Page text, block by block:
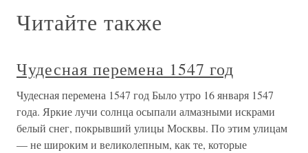
Читайте также
Чудесная перемена 1547 год
Чудесная перемена 1547 год Было утро 16 января 1547
года. Яркие лучи солнца осыпали алмазными искрами
белый снег, покрывший улицы Москвы. По этим улицам
— не широким и великолепным, как те, которые